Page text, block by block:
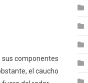
componentes
el caucho